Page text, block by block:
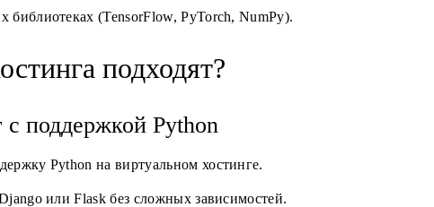
библиотеках (TensorFlow, PyTorch, NumPy).
подходят?
поддержкой Python
Python на виртуальном хостинге.
или Flask без сложных зависимостей.